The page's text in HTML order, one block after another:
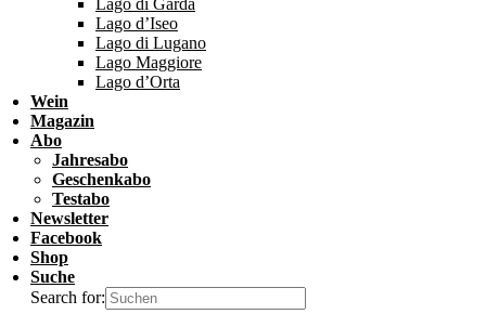
Lago di Garda
Lago d’Iseo
Lago di Lugano
Lago Maggiore
Lago d’Orta
Wein
Magazin
Abo
Jahresabo
Geschenkabo
Testabo
Newsletter
Facebook
Shop
Suche
Search for: